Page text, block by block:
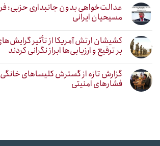
عدالت‌خواهی بدون جانبداری حزبی:
مسیحیان ایرانی
کشیشان ارتش آمریکا از تأثیر
بر ترفیع و ارزیابی‌ها ابراز نگرانی کردند
گزارش تازه از گسترش کلیساهای خانگی
فشارهای امنیتی